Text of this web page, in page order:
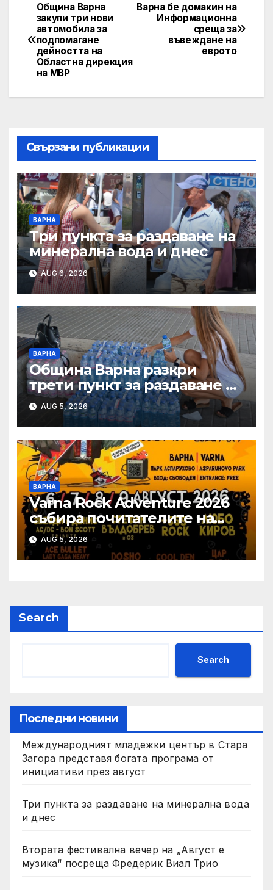
Post
navigation
Варна бе домакин на
Информационна
среща за
въвеждане на
еврото
Община Варна
закупи три нови
автомобила за
подпомагане
дейността на
Областна дирекция
на МВР
Свързани публикации
ВАРНА
Три пункта за раздаване на
минерална вода и днес
AUG 6, 2026
ВАРНА
Община Варна разкри
трети пункт за раздаване на
минерална вода
AUG 5, 2026
ВАРНА
Varna Rock Adventure 2026
събира почитателите на
рока от 6 до 9 август в
Аспарухов парк
AUG 5, 2026
Search
Search
Последни новини
Международният младежки център в Стара
Загора представя богата програма от
инициативи през август
Три пункта за раздаване на минерална вода
и днес
Втората фестивална вечер на „Август е
музика“ посреща Фредерик Виал Трио